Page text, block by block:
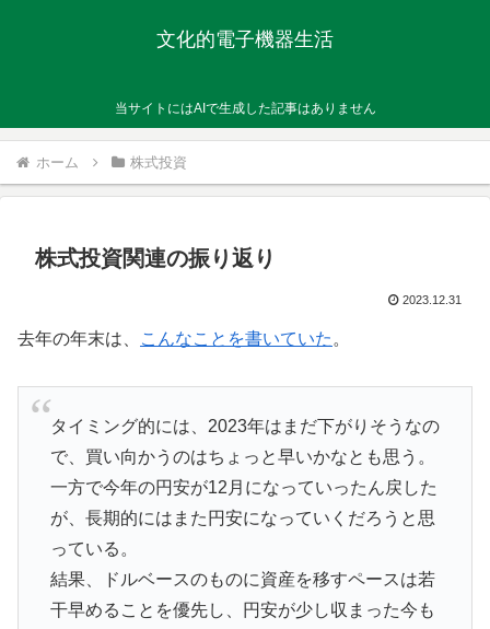
文化的電子機器生活
当サイトにはAIで生成した記事はありません
ホーム 株式投資
株式投資関連の振り返り
2023.12.31
去年の年末は、 こんなことを書いていた 。
タイミング的には、2023年はまだ下がりそうなの
で、買い向かうのはちょっと早いかなとも思う。
一方で今年の円安が12月になっていったん戻した
が、長期的にはまた円安になっていくだろうと思
っている。
結果、ドルベースのものに資産を移すペースは若
干早めることを優先し、円安が少し収まった今も